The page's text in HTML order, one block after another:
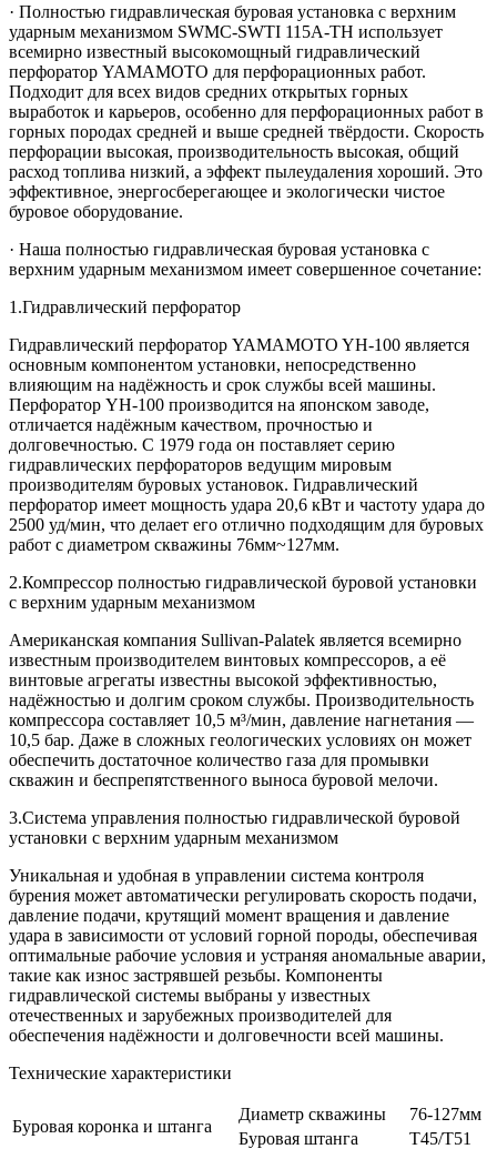
· Полностью гидравлическая буровая установка с верхним
ударным механизмом SWMC-SWTI 115A-TH использует
всемирно известный высокомощный гидравлический
перфоратор YAMAMOTO для перфорационных работ.
Подходит для всех видов средних открытых горных
выработок и карьеров, особенно для перфорационных работ в
горных породах средней и выше средней твёрдости. Скорость
перфорации высокая, производительность высокая, общий
расход топлива низкий, а эффект пылеудаления хороший. Это
эффективное, энергосберегающее и экологически чистое
буровое оборудование.
· Наша полностью гидравлическая буровая установка с
верхним ударным механизмом имеет совершенное сочетание:
1.Гидравлический перфоратор
Гидравлический перфоратор YAMAMOTO YH-100 является
основным компонентом установки, непосредственно
влияющим на надёжность и срок службы всей машины.
Перфоратор YH-100 производится на японском заводе,
отличается надёжным качеством, прочностью и
долговечностью. С 1979 года он поставляет серию
гидравлических перфораторов ведущим мировым
производителям буровых установок. Гидравлический
перфоратор имеет мощность удара 20,6 кВт и частоту удара до
2500 уд/мин, что делает его отлично подходящим для буровых
работ с диаметром скважины 76мм~127мм.
2.Компрессор полностью гидравлической буровой установки
с верхним ударным механизмом
Американская компания Sullivan-Palatek является всемирно
известным производителем винтовых компрессоров, а её
винтовые агрегаты известны высокой эффективностью,
надёжностью и долгим сроком службы. Производительность
компрессора составляет 10,5 м³/мин, давление нагнетания —
10,5 бар. Даже в сложных геологических условиях он может
обеспечить достаточное количество газа для промывки
скважин и беспрепятственного выноса буровой мелочи.
3.Система управления полностью гидравлической буровой
установки с верхним ударным механизмом
Уникальная и удобная в управлении система контроля
бурения может автоматически регулировать скорость подачи,
давление подачи, крутящий момент вращения и давление
удара в зависимости от условий горной породы, обеспечивая
оптимальные рабочие условия и устраняя аномальные аварии,
такие как износ застрявшей резьбы. Компоненты
гидравлической системы выбраны у известных
отечественных и зарубежных производителей для
обеспечения надёжности и долговечности всей машины.
Технические характеристики
Буровая коронка и штанга
Диаметр скважины
76-127мм
Буровая штанга
T45/T51